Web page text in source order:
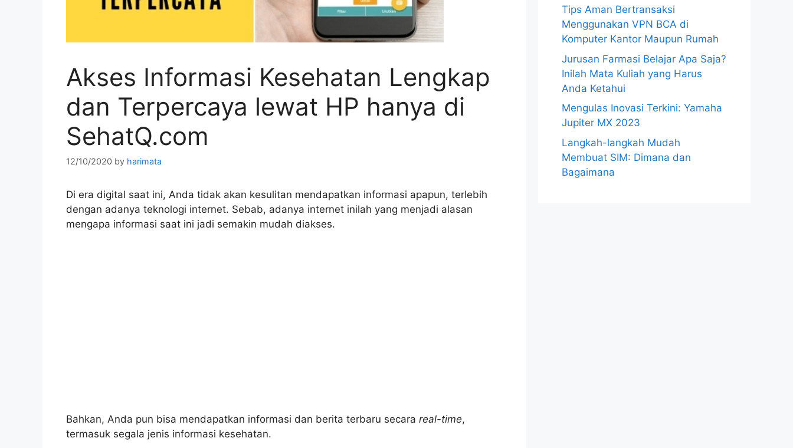
Akses Informasi Kesehatan Lengkap
dan Terpercaya lewat HP hanya di
SehatQ.com
12/10/2020 by harimata
Di era digital saat ini, Anda tidak akan kesulitan mendapatkan informasi apapun, terlebih
dengan adanya teknologi internet. Sebab, adanya internet inilah yang menjadi alasan
mengapa informasi saat ini jadi semakin mudah diakses.
Bahkan, Anda pun bisa mendapatkan informasi dan berita terbaru secara real-time,
termasuk segala jenis informasi kesehatan.
Tips Aman Bertransaksi
Menggunakan VPN BCA di
Komputer Kantor Maupun Rumah
Jurusan Farmasi Belajar Apa Saja?
Inilah Mata Kuliah yang Harus
Anda Ketahui
Mengulas Inovasi Terkini: Yamaha
Jupiter MX 2023
Langkah-langkah Mudah
Membuat SIM: Dimana dan
Bagaimana